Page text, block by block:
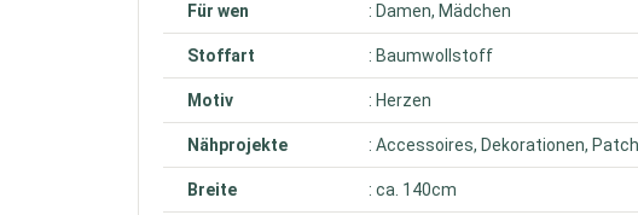
Für wen : Damen, Mädchen
Stoffart : Baumwollstoff
Motiv : Herzen
Nähprojekte : Accessoires, Dekorationen,
Breite : ca. 140cm